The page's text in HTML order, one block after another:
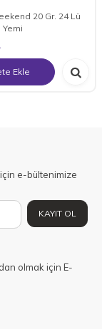
20 Gr. 24 Lü
Ekle
e-bültenimize
KAYIT OL
olmak için E-